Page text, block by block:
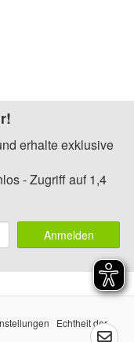
erhalte exklusive
- Zugriff auf 1,4
Anmelden
Echtheit der